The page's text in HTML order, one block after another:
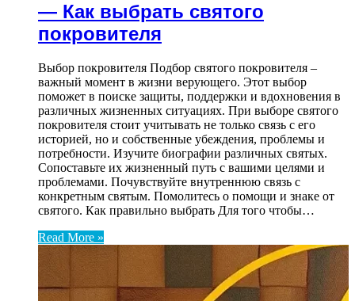
— Как выбрать святого
покровителя
Выбор покровителя Подбор святого покровителя –
важный момент в жизни верующего. Этот выбор
поможет в поиске защиты, поддержки и вдохновения в
различных жизненных ситуациях. При выборе святого
покровителя стоит учитывать не только связь с его
историей, но и собственные убеждения, проблемы и
потребности. Изучите биографии различных святых.
Сопоставьте их жизненный путь с вашими целями и
проблемами. Почувствуйте внутреннюю связь с
конкретным святым. Помолитесь о помощи и знаке от
святого. Как правильно выбрать Для того чтобы…
Read More »